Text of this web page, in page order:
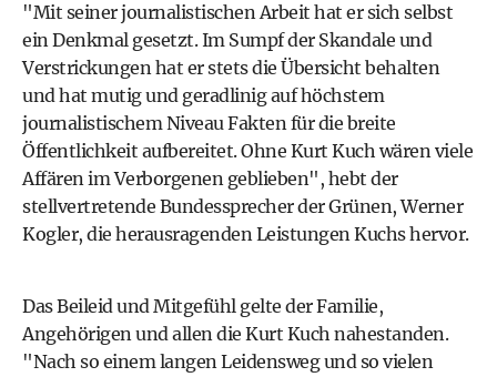
"Mit seiner journalistischen Arbeit hat er sich selbst
ein Denkmal gesetzt. Im Sumpf der Skandale und
Verstrickungen hat er stets die Übersicht behalten
und hat mutig und geradlinig auf höchstem
journalistischem Niveau Fakten für die breite
Öffentlichkeit aufbereitet. Ohne Kurt Kuch wären viele
Affären im Verborgenen geblieben", hebt der
stellvertretende Bundessprecher der Grünen, Werner
Kogler, die herausragenden Leistungen Kuchs hervor.
Das Beileid und Mitgefühl gelte der Familie,
Angehörigen und allen die Kurt Kuch nahestanden.
"Nach so einem langen Leidensweg und so vielen